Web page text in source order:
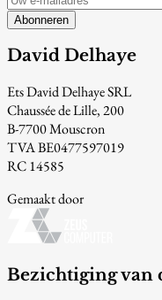
Abonneren
David Delhaye
Ets David Delhaye SRL
Chaussée de Lille, 200
B-7700 Mouscron
TVA BE0477597019
RC 14585
Gemaakt door
Bezichtiging van